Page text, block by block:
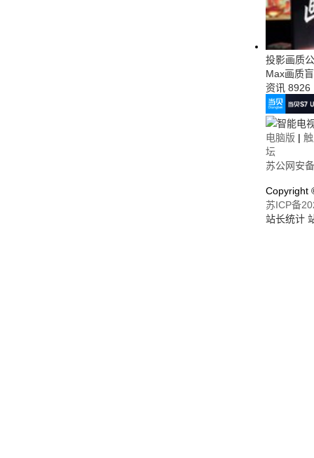
投影画质
Max画质
资讯 8926
电脑版 |
坛
苏公网安
Copyright
苏ICP备
站长统计